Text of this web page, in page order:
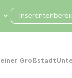
einer Großstadt